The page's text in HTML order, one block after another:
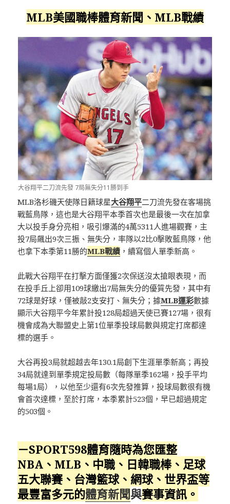
MLB美國職棒體育新聞、MLB戰績
大谷翔平二刀流先發 7局無失分11勝到手
MLB洛杉磯天使隊日籍球星大谷翔平二刀流先發在客場挑
戰藍鳥隊，這也是大谷翔平本季首次也是最後一次在加拿
大以投手身分亮相，吸引爆滿的4萬5311人進場觀賽，主
投7局飆出9次三振、無失分，率隊以2比0擊敗藍鳥隊，他
也拿下本季第11勝的MLB戰績 ，續寫個人單季新高。
此戰大谷翔平在打擊方面僅獲2次保送沒太搶眼表現，而
在投手丘上卻用109球繳出7局無失分的優質先發，其中有
72球是好球，僅被敲2支安打、無失分；據MLB運彩數據
顯示大谷翔平今年累計投128局超過天使已賽127場，很有
機會成為大聯盟史上第1位單季投球局數與規定打席都達
標的選手。
大谷再投3局就超越去年130.1局創下生涯單季新高；再投
34局就達到單季規定投局數（每隊單季162場，投手平均
每場1局），以他至少還有6次先發推算，投球局數很有機
會首次達標，至於打席，本季累計523個，早已超過規定
的503個。
－SPORT598體育隨時為您匯整
NBA、MLB、中職、日韓職棒、足球
五大聯賽、台灣籃球、網球、 世界盃等
最豐富多元的體育新聞與賽事資訊。